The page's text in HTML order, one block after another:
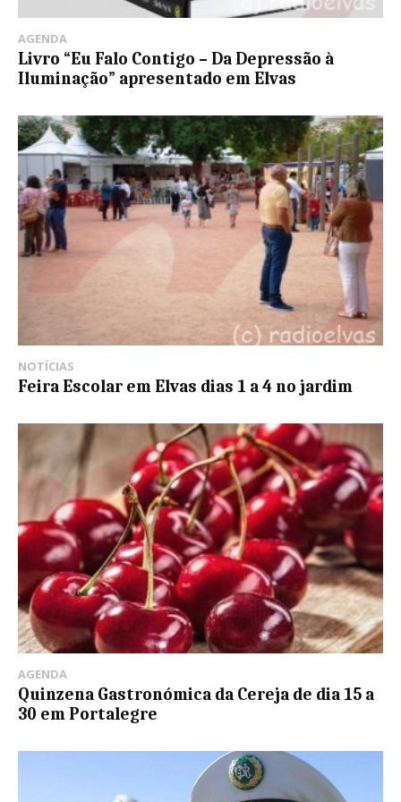
AGENDA
Livro “Eu Falo Contigo – Da Depressão à
Iluminação” apresentado em Elvas
NOTÍCIAS
Feira Escolar em Elvas dias 1 a 4 no jardim
AGENDA
Quinzena Gastronómica da Cereja de dia 15 a
30 em Portalegre